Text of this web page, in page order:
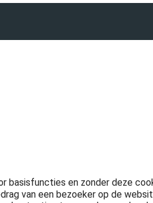
basisfuncties en zonder deze
van een bezoeker op de